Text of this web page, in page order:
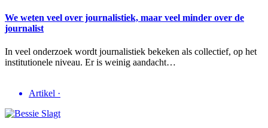
We weten veel over journalistiek, maar veel minder over de
journalist
In veel onderzoek wordt journalistiek bekeken als collectief, op het
institutionele niveau. Er is weinig aandacht…
Artikel ·